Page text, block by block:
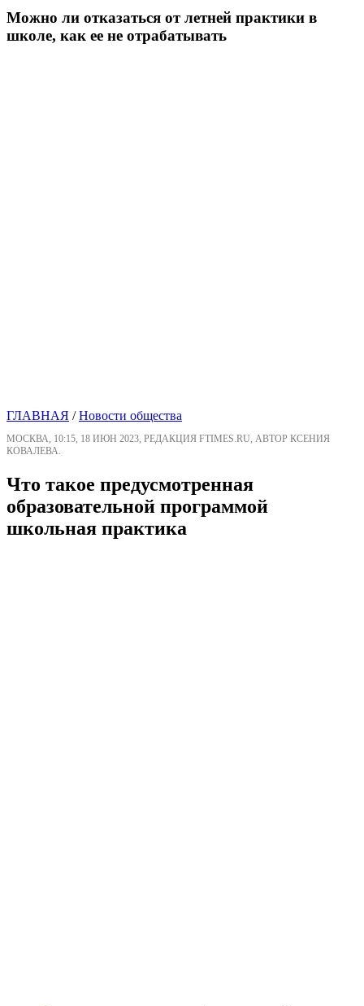
Можно ли отказаться от летней практики в
школе, как ее не отрабатывать
ГЛАВНАЯ /Новости общества
МОСКВА, 10:15, 18 ИЮН 2023, РЕДАКЦИЯ FTIMES.RU, АВТОР КСЕНИЯ
КОВАЛЕВА.
Что такое предусмотренная
образовательной программой
школьная практика